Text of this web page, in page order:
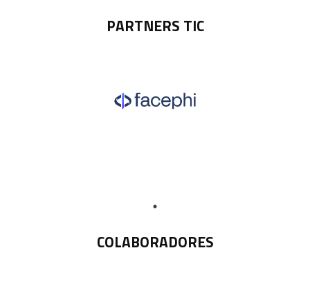
PARTNERS TIC
COLABORADORES